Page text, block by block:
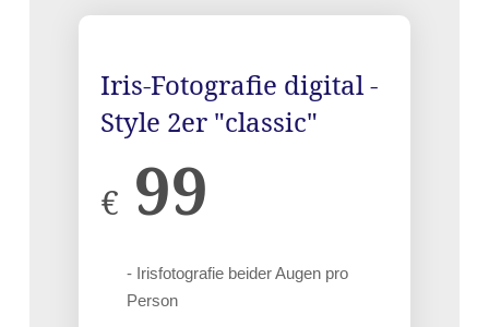
Iris-Fotografie digital -
Style 2er "classic"
€ 99
- Irisfotografie beider Augen pro
Person